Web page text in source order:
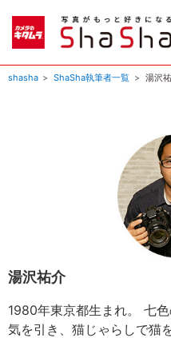
shasha ShaSha執筆者一覧 湯沢
湯沢祐介
1980年東京都生まれ。 七
気を引き、猫じゃらしで猫